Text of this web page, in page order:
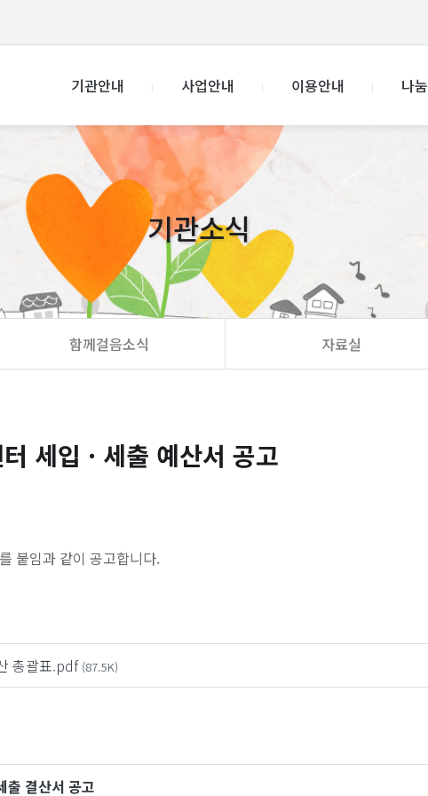
기관안내 사업안내 이용안내 나눔
기관소식
함께걸음소식 자료실
세입 · 세출 예산서 공고
붙임과 같이 공고합니다.
총괄표.pdf (87.5K)
출 결산서 공고